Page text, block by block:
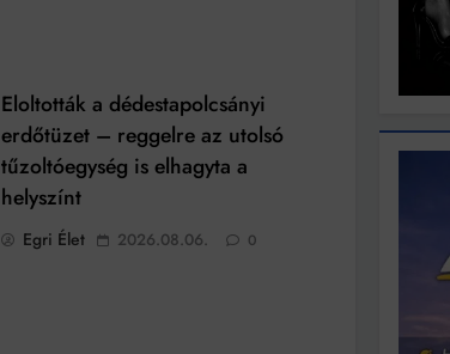
Eloltották a dédestapolcsányi
erdőtüzet – reggelre az utolsó
tűzoltóegység is elhagyta a
helyszínt
Egri Élet 2026.08.06. 0